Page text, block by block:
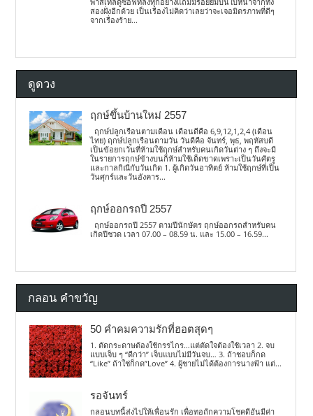
สองฝั่งอีกด้วย เป็นเรื่องไม่คิดว่าเลยว่าจะเจอมิตรภาพที่ดีๆ
จากเรื่องร้าย...
ดูดวง
ฤกษ์ขึ้นบ้านใหม่ 2557
ฤกษ์ปลูกเรือนตามเดือน เดือนดีคือ 6,9,12,1,2,4 (เดือน
ไทย) ฤกษ์ปลูกเรือนตามวัน วันดีคือ จันทร์, พุธ, พฤหัสบดี
เป็นข้อยกเว้นที่ห้ามใช้ฤกษ์สำหรับคนเกิดวันต่าง ๆ ถึงจะมี
ในรายการฤกษ์ข้างบนก็ห้ามใช้เด็ดขาดเพราะเป็นวันศัตรู
และกาลกิณีกับวันเกิด 1. ผู้เกิดวันอาทิตย์ ห้ามใช้ฤกษ์ที่เป็น
วันศุกร์และวันอังคาร...
ฤกษ์ออกรถปี 2557
ฤกษ์ออกรถปี 2557 ตามปีนักษัตร ฤกษ์ออกรถสำหรับคน
เกิดปีชวด เวลา 07.00 – 08.59 น. และ 15.00 – 16.59...
กลอน คำขวัญ
50 คำคมความรักที่ฮอตสุดๆ
1. ตัดกระดาษต้องใช้กรรไกร…แต่ตัดใจต้องใช้เวลา 2. จบ
แบบเจ็บ ๆ “ดีกว่า” เจ็บแบบไม่มีวันจบ… 3. ถ้าชอบก็กด
“Like” ถ้าใช่ก็กด”Love” 4. ผู้ชายไม่ได้ต้องการนางฟ้า แต่...
รอจันทร์
กลอนบทนี้ส่งไปให้เพื่อนรัก เพื่อทอถักความโชคดีอันมีค่า